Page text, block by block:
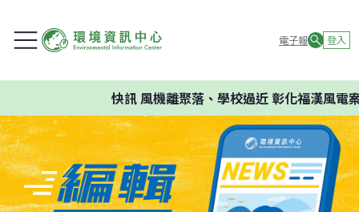
電子報 登入
快訊風機離聚落、學校過近 彰化福漢風電案